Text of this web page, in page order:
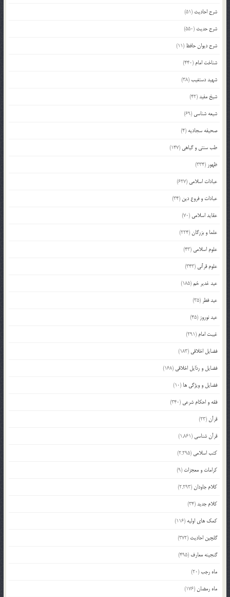
شرح احادیث (51)
شرح حدیث (550)
شرح دیوان حافظ (11)
شناخت امام (440)
شهید دستغیب(38)
شیخ مفید(42)
شیعه شناسی (69)
صحیفه سجادیه (4)
طب سنتی و گیاهی (147)
ظهور (334)
عبادات اسلامی (627)
عبادات و فروع دین (34)
عقاید اسلامی (70)
علما و بزرگان(224)
علوم اسلامی (43)
علوم قرآنی (343)
عید غدیر خم(185)
عید فطر (35)
عید نوروز (45)
غیبت امام (291)
فضایل اخلاقی (183)
فضایل و رذایل اخلاقی (168)
فضایل و ویژگی ها (10)
فقه و احکام شرعی (340)
قرآن(23)
قرآن شناسی (1,861)
کتب اسلامی (2,295)
کرامات و معجزات (9)
کلام جاودان(2,293)
کلام جدید(34)
کمک های اولیه (116)
گلچین احادیث (372)
گنجینه معارف (495)
ماه رجب(20)
ماه رمضان(176)